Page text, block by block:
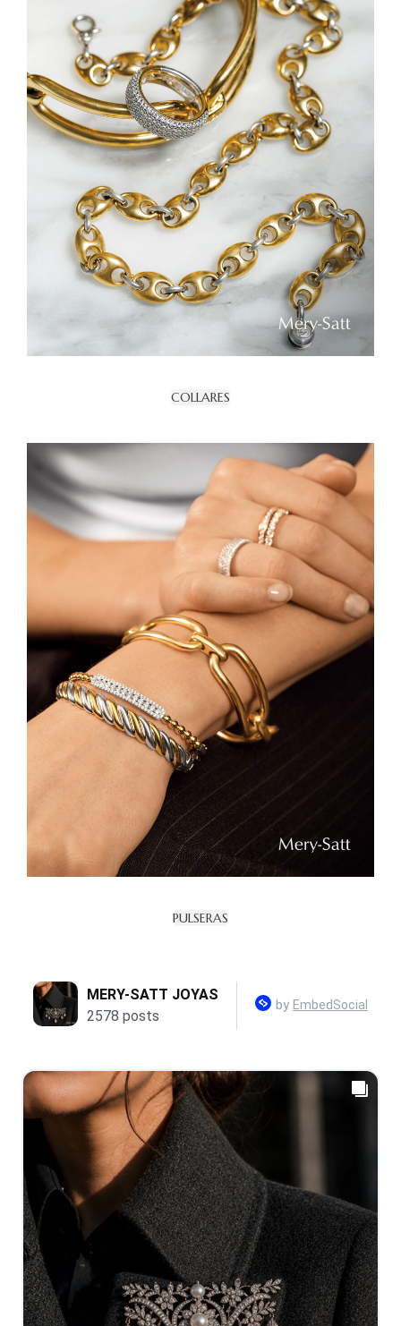
COLLARES
PULSERAS